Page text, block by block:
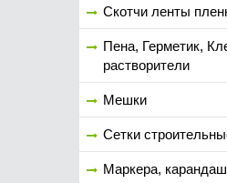
Скотчи ленты
Пена, Герметик,
растворители
Мешки
Сетки
Маркера,